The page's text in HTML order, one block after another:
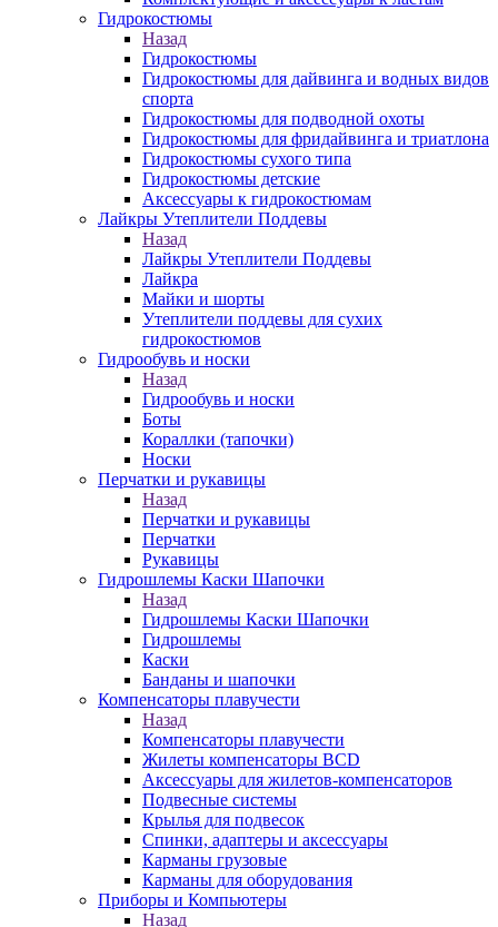
Гидрокостюмы
Назад
Гидрокостюмы
Гидрокостюмы для дайвинга и водных видов
спорта
Гидрокостюмы для подводной охоты
Гидрокостюмы для фридайвинга и триатлона
Гидрокостюмы сухого типа
Гидрокостюмы детские
Аксессуары к гидрокостюмам
Лайкры Утеплители Поддевы
Назад
Лайкры Утеплители Поддевы
Лайкра
Майки и шорты
Утеплители поддевы для сухих
гидрокостюмов
Гидрообувь и носки
Назад
Гидрообувь и носки
Боты
Кораллки (тапочки)
Носки
Перчатки и рукавицы
Назад
Перчатки и рукавицы
Перчатки
Рукавицы
Гидрошлемы Каски Шапочки
Назад
Гидрошлемы Каски Шапочки
Гидрошлемы
Каски
Банданы и шапочки
Компенсаторы плавучести
Назад
Компенсаторы плавучести
Жилеты компенсаторы BCD
Аксессуары для жилетов-компенсаторов
Подвесные системы
Крылья для подвесок
Спинки, адаптеры и аксессуары
Карманы грузовые
Карманы для оборудования
Приборы и Компьютеры
Назад